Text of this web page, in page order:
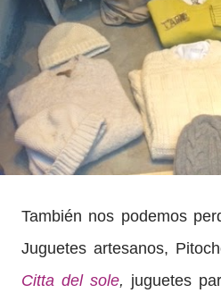
También nos podemos
Juguetes artesanos,
Citta del sole, juguetes